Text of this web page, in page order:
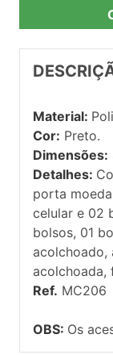
Material:
Cor: Preto.
Dimensões:
Detalhes:
porta
celular e 02
bolsos, 01
acolchoado,
acolchoada,
Ref. MC206
OBS: Os